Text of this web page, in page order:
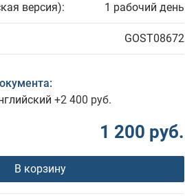
версия): 1 рабочий день
GOST08672
+2 400 руб.
1 200 руб.
В корзину